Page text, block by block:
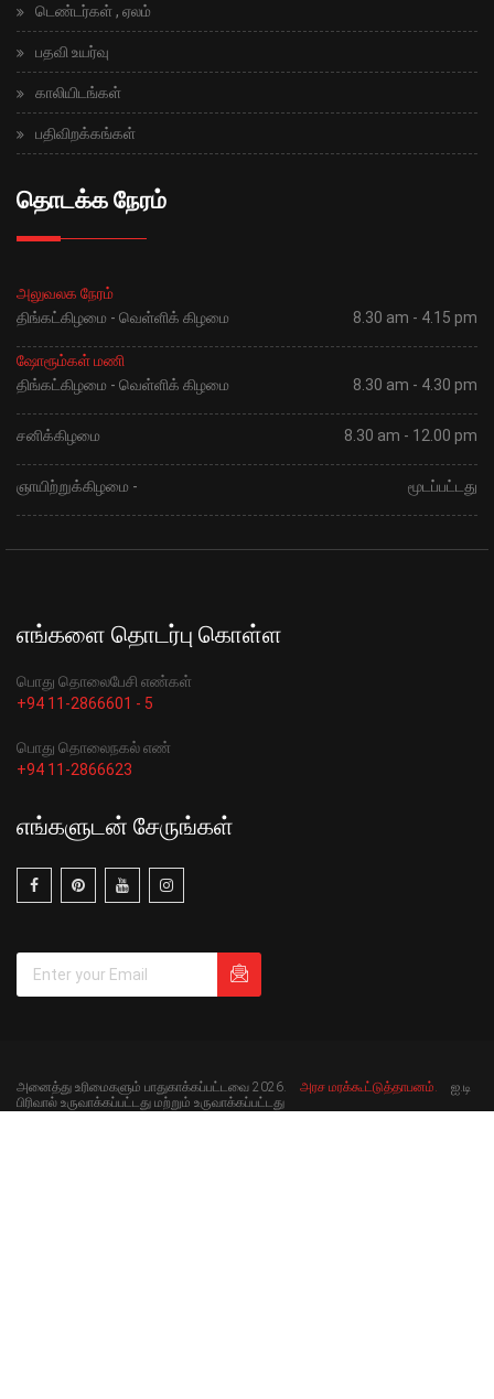
டெண்டர்கள் , ஏலம்
பதவி உயர்வு
காலியிடங்கள்
பதிவிறக்கங்கள்
தொடக்க நேரம்
அலுவலக நேரம்
திங்கட்கிழமை - வெள்ளிக் கிழமை
8.30 am - 4.15 pm
ஷோரூம்கள் மணி
திங்கட்கிழமை - வெள்ளிக் கிழமை
8.30 am - 4.30 pm
சனிக்கிழமை 8.30 am - 12.00 pm
ஞாயிற்றுக்கிழமை - மூடப்பட்டது
எங்களை தொடர்பு கொள்ள
பொது தொலைபேசி எண்கள்
+94 11-2866601 - 5
பொது தொலைநகல் எண்
+94 11-2866623
எங்களுடன் சேருங்கள்
அனைத்து உரிமைகளும் பாதுகாக்கப்பட்டவை 2026. அரச மரக்கூட்டுத்தாபனம். ஐ.டி
பிரிவால் உருவாக்கப்பட்டது மற்றும் உருவாக்கப்பட்டது